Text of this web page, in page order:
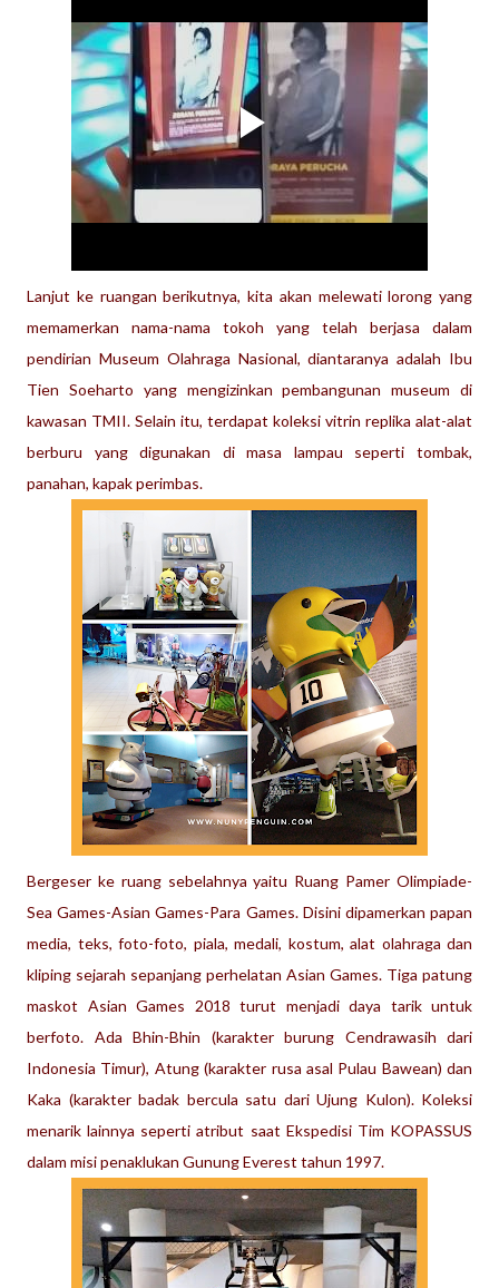
Lanjut ke ruangan berikutnya, kita akan melewati lorong yang
memamerkan nama-nama tokoh yang telah berjasa dalam
pendirian Museum Olahraga Nasional, diantaranya adalah Ibu
Tien Soeharto yang mengizinkan pembangunan museum di
kawasan TMII. Selain itu, terdapat koleksi vitrin replika alat-alat
berburu yang digunakan di masa lampau seperti tombak,
panahan, kapak perimbas.
Bergeser ke ruang sebelahnya yaitu Ruang Pamer Olimpiade-
Sea Games-Asian Games-Para Games. Disini dipamerkan papan
media, teks, foto-foto, piala, medali, kostum, alat olahraga dan
kliping sejarah sepanjang perhelatan Asian Games. Tiga patung
maskot Asian Games 2018 turut menjadi daya tarik untuk
berfoto. Ada Bhin-Bhin (karakter burung Cendrawasih dari
Indonesia Timur), Atung (karakter rusa asal Pulau Bawean) dan
Kaka (karakter badak bercula satu dari Ujung Kulon). Koleksi
menarik lainnya sepertiatribut saat Ekspedisi Tim KOPASSUS
dalam misi penaklukan Gunung Everest tahun 1997.